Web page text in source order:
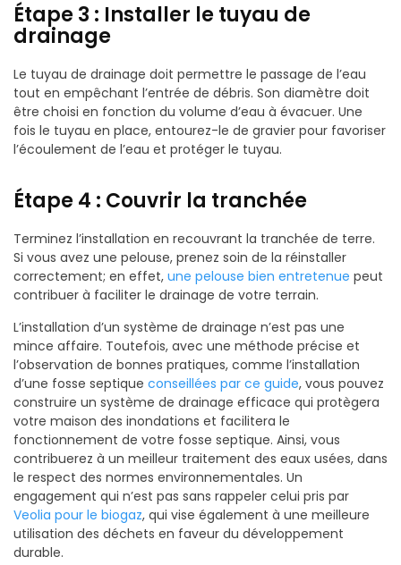
Étape 3 : Installer le tuyau de
drainage
Le tuyau de drainage doit permettre le passage de l’eau
tout en empêchant l’entrée de débris. Son diamètre doit
être choisi en fonction du volume d’eau à évacuer. Une
fois le tuyau en place, entourez-le de gravier pour favoriser
l’écoulement de l’eau et protéger le tuyau.
Étape 4 : Couvrir la tranchée
Terminez l’installation en recouvrant la tranchée de terre.
Si vous avez une pelouse, prenez soin de la réinstaller
correctement; en effet, une pelouse bien entretenue peut
contribuer à faciliter le drainage de votre terrain.
L’installation d’un système de drainage n’est pas une
mince affaire. Toutefois, avec une méthode précise et
l’observation de bonnes pratiques, comme l’installation
d’une fosse septique conseillées par ce guide, vous pouvez
construire un système de drainage efficace qui protègera
votre maison des inondations et facilitera le
fonctionnement de votre fosse septique. Ainsi, vous
contribuerez à un meilleur traitement des eaux usées, dans
le respect des normes environnementales. Un
engagement qui n’est pas sans rappeler celui pris par
Veolia pour le biogaz, qui vise également à une meilleure
utilisation des déchets en faveur du développement
durable.